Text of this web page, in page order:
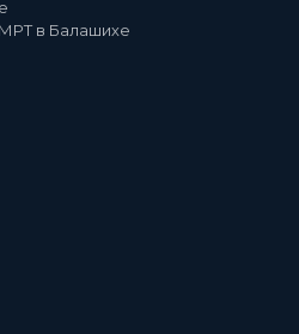
в Балашихе